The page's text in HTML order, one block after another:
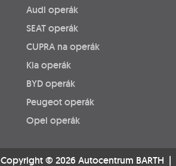
Audi operák
SEAT operák
CUPRA na operák
Kia operák
BYD operák
Peugeot operák
Opel operák
Copyright © 2026 Autocentrum BARTH |